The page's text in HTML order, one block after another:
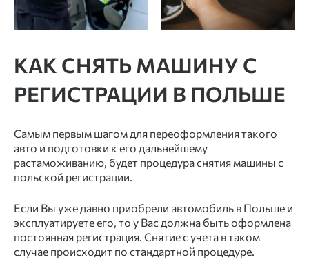
КАК СНЯТЬ МАШИНУ С
РЕГИСТРАЦИИ В ПОЛЬШЕ
Самым первым шагом для переоформления такого
авто и подготовки к его дальнейшему
растаможиванию, будет процедура снятия машины с
польской регистрации.
Если Вы уже давно приобрели автомобиль в Польше и
эксплуатируете его, то у Вас должна быть оформлена
постоянная регистрация. Снятие с учета в таком
случае происходит по стандартной процедуре.